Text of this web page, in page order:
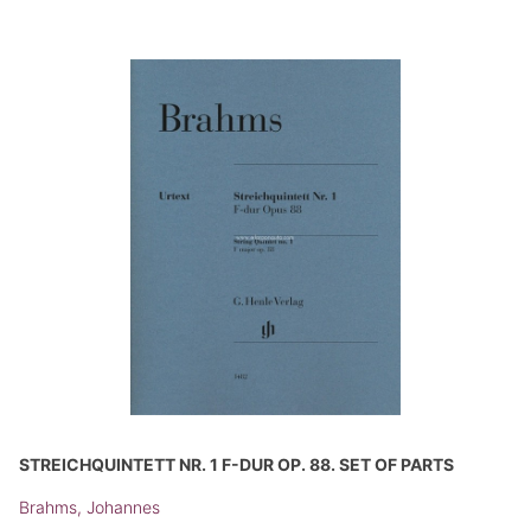
STREICHQUINTETT NR. 1 F-DUR OP. 88. SET OF PARTS
Brahms, Johannes